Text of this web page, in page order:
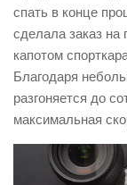
спать в конце
сделала заказ
капотом
Благодаря
разгоняется до
максимальная